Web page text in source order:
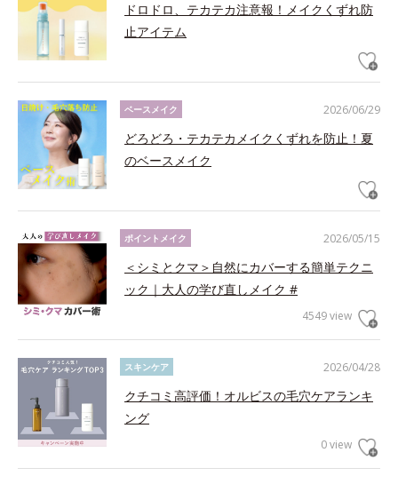
ドロドロ、テカテカ注意報！メイクくずれ防
止アイテム
2026/06/29
ベースメイク
どろどろ・テカテカメイクくずれを防止！夏
のベースメイク
2026/05/15
ポイントメイク
＜シミとクマ＞自然にカバーする簡単テクニ
ック｜大人の学び直しメイク #
4549 view
2026/04/28
スキンケア
クチコミ高評価！オルビスの毛穴ケアランキ
ング
0 view